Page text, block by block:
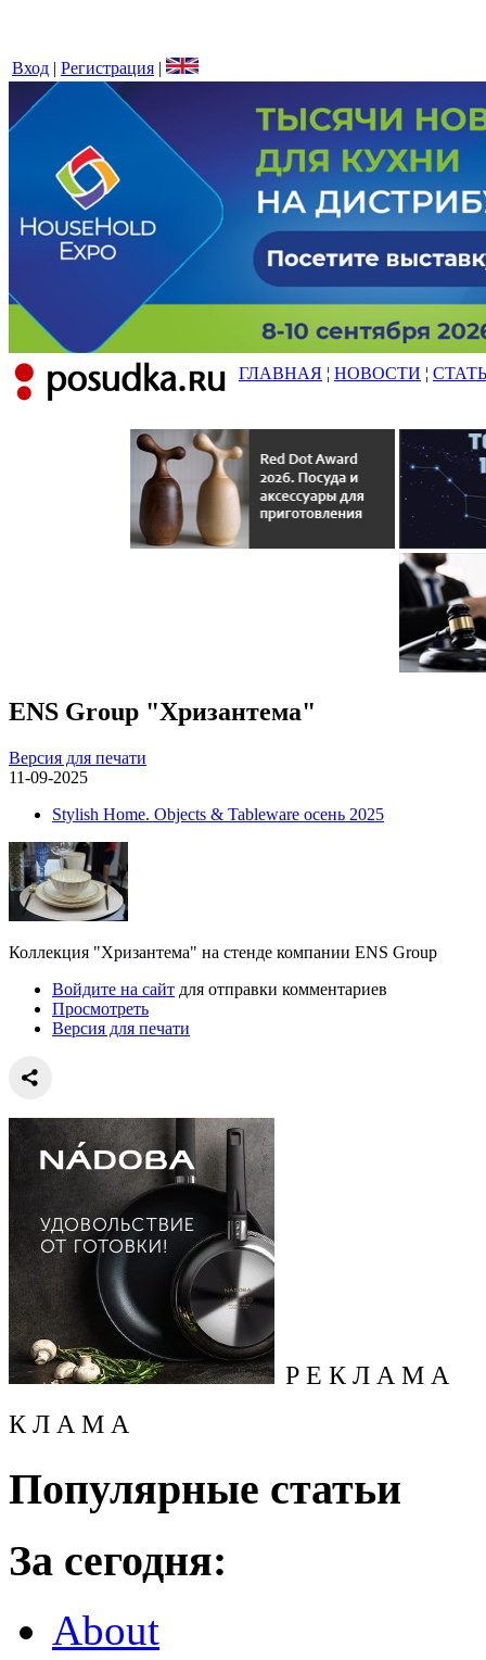
Вход | Регистрация |
ГЛАВНАЯ ¦ НОВОСТИ ¦
ENS Group "Хризантема"
Версия для печати
11-09-2025
Stylish Home. Objects & Tableware осень 2025
Коллекция "Хризантема" на стенде компании ENS Group
Войдите на сайт для отправки комментариев
Просмотреть
Версия для печати
Р Е К Л А М А
К Л А М А
Популярные статьи
За сегодня:
About